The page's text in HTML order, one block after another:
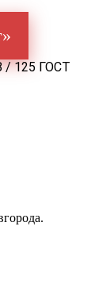
/ 125 ГОСТ